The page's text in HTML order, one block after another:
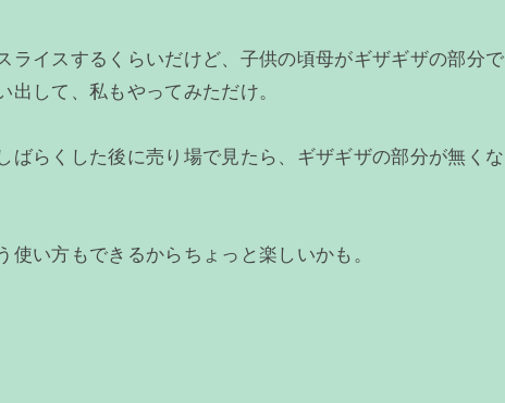
ライスするくらいだけど、子供の頃母がギザギザの部分で
して、私もやってみただけ。
ばらくした後に売り場で見たら、ギザギザの部分が無くな
い方もできるからちょっと楽しいかも。